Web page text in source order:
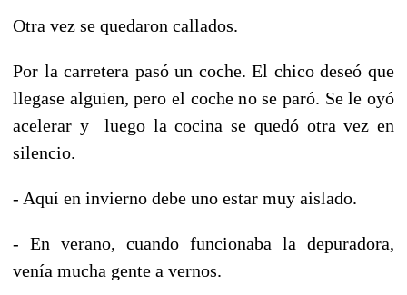
Otra vez se quedaron callados.
Por la carretera pasó un coche. El chico deseó que
llegase alguien, pero el coche no se paró. Se le oyó
acelerar y luego la cocina se quedó otra vez en
silencio.
- Aquí en invierno debe uno estar muy aislado.
- En verano, cuando funcionaba la depuradora,
venía mucha gente a vernos.